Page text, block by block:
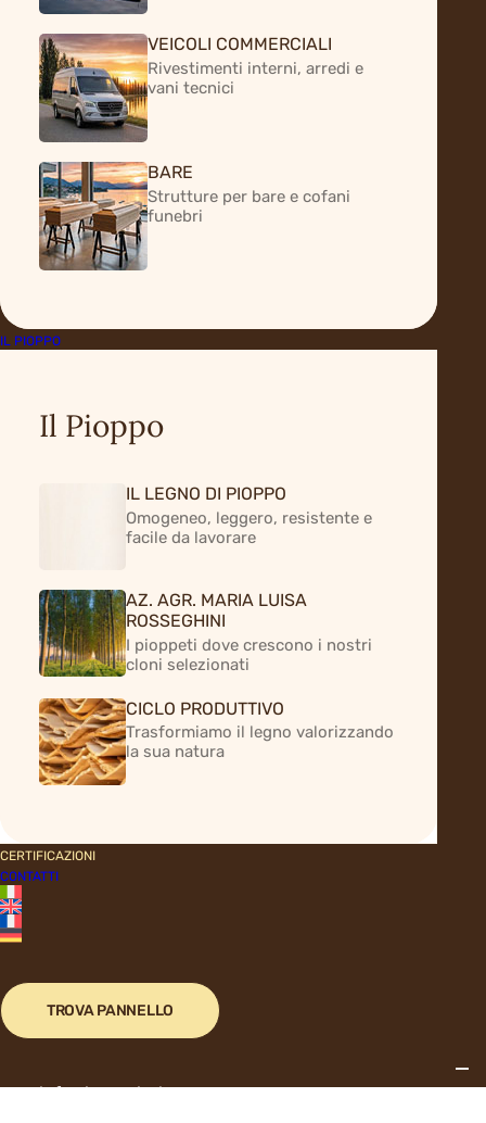
VEICOLI COMMERCIALI
Rivestimenti interni, arredi e
vani tecnici
BARE
Strutture per bare e cofani
funebri
IL PIOPPO
Il Pioppo
IL LEGNO DI PIOPPO
Omogeneo, leggero, resistente e
facile da lavorare
AZ. AGR. MARIA LUISA
ROSSEGHINI
I pioppeti dove crescono i nostri
cloni selezionati
CICLO PRODUTTIVO
Trasformiamo il legno valorizzando
la sua natura
CERTIFICAZIONI
CONTATTI
TROVA PANNELLO
info@invernizzi-spa.com
INVERNIZZI S.p.A
Tel:+39 0375 31.33.1
Prodotti
Applicazioni
– Reg. Imp. CR nr. 93343- R.E.A. CR 3113- Aut. R.U.P 03/1129 – Cap.
Soc. € 2.250.000 int. vers. |Credits